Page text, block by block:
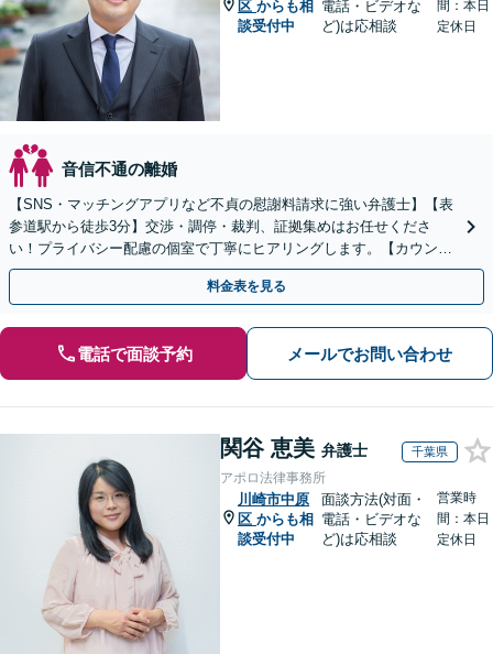
区 からも相
談受付中
電話・ビデオな
ど)は応相談
間：本日
定休日
音信不通の離婚
【SNS・マッチングアプリなど不貞の慰謝料請求に強い弁護士】【表
参道駅から徒歩3分】交渉・調停・裁判、証拠集めはお任せくださ
い！プライバシー配慮の個室で丁寧にヒアリングします。【カウンセ
ラーとも連携】
料金表を見る
電話で面談予約 メールでお問い合わせ
関谷 恵美 弁護士 千葉県
アポロ法律事務所
川崎市中原
区 からも相
談受付中
面談方法(対面・
電話・ビデオな
ど)は応相談
営業時
間：本日
定休日